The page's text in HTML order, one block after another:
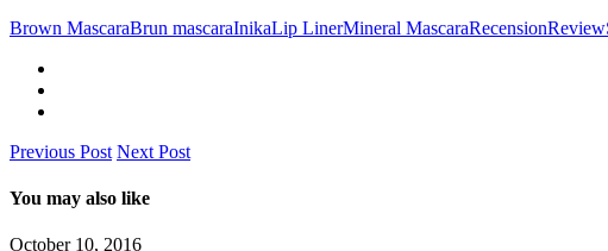
Brown MascaraBrun mascaraInikaLip LinerMineral MascaraRecensionReview
Previous Post Next Post
You may also like
October 10, 2016